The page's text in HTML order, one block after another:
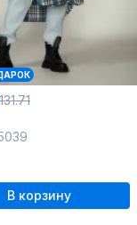
131.71
В корзину